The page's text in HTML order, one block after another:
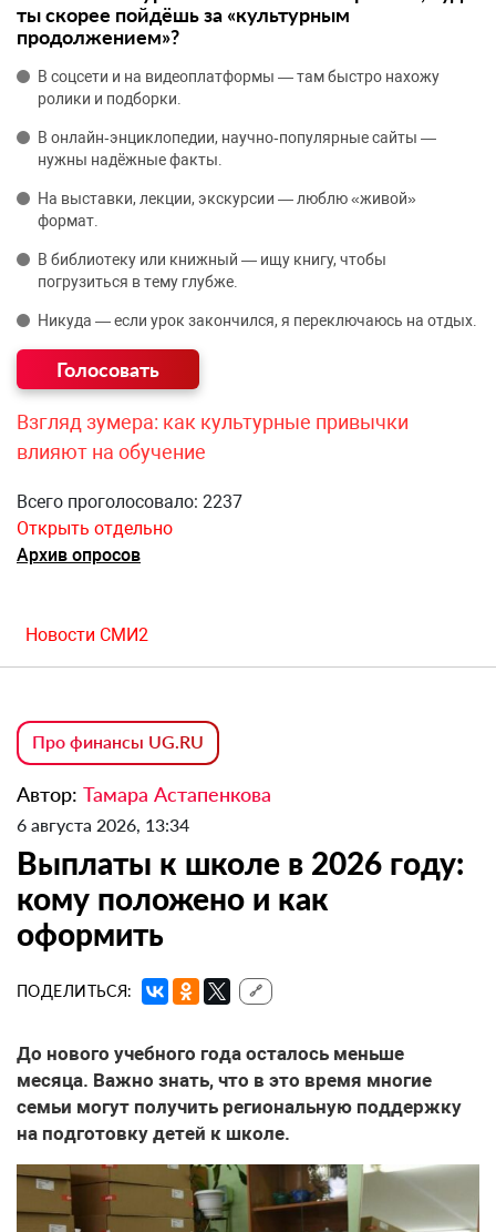
ты скорее пойдёшь за «культурным
продолжением»?
В соцсети и на видеоплатформы — там быстро нахожу
ролики и подборки.
В онлайн‑энциклопедии, научно‑популярные сайты —
нужны надёжные факты.
На выставки, лекции, экскурсии — люблю «живой»
формат.
В библиотеку или книжный — ищу книгу, чтобы
погрузиться в тему глубже.
Никуда — если урок закончился, я переключаюсь на отдых.
Взгляд зумера: как культурные привычки
влияют на обучение
Всего проголосовало: 2237
Открыть отдельно
Архив опросов
Новости СМИ2
Про финансы UG.RU
Автор: Тамара Астапенкова
6 августа 2026, 13:34
Выплаты к школе в 2026 году:
кому положено и как
оформить
ПОДЕЛИТЬСЯ: 🔗
До нового учебного года осталось меньше
месяца. Важно знать, что в это время многие
семьи могут получить региональную поддержку
на подготовку детей к школе.